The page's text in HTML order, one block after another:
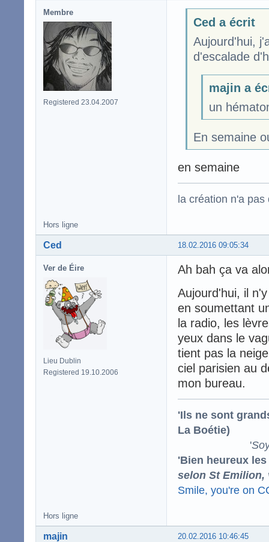
Membre
Registered 23.04.2007
Ced a écrit
Aujourd'hui,
d'escalade
majin a
un
En semaine
en semaine
la création n'a
Hors ligne
18.02.2016 09:05:34
Ced
Ver de Éire
Lieu Dublin
Registered 19.10.2006
Ah bah ça va
Aujourd'hui, il
en soumettant
la radio, les
yeux dans le
tient pas la
ciel parisien au
mon bureau.
'Ils ne sont
La Boétie)
'
'Bien heureux
selon St Emilion,
Smile, you're on
Hors ligne
20.02.2016 10:46:45
majin